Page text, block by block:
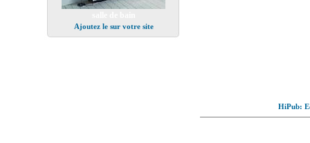
Ajoutez le sur votre site
HiPub: